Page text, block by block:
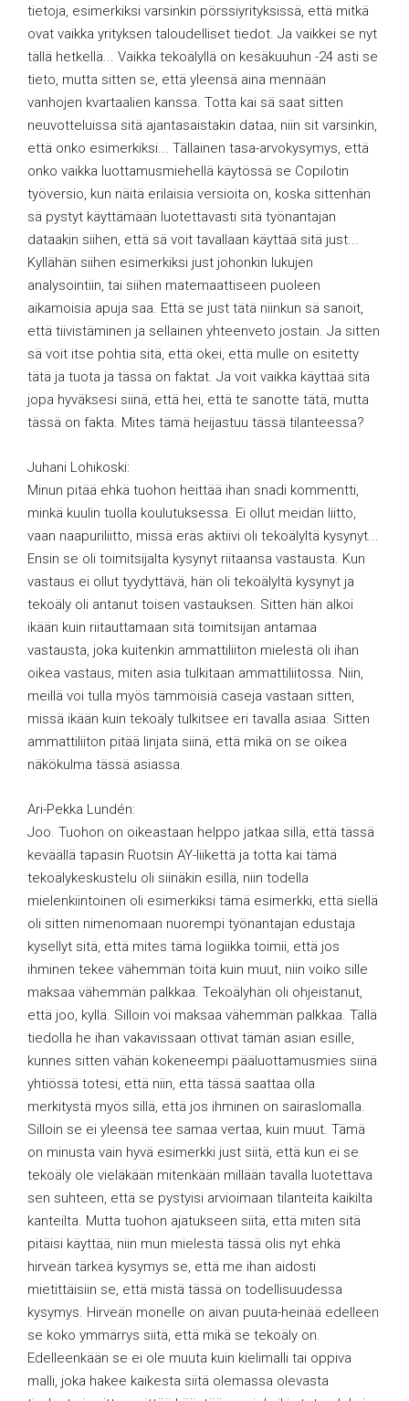
tietoja, esimerkiksi varsinkin pörssiyrityksissä, että mitkä
ovat vaikka yrityksen taloudelliset tiedot. Ja vaikkei se nyt
tällä hetkellä... Vaikka tekoälyllä on kesäkuuhun -24 asti se
tieto, mutta sitten se, että yleensä aina mennään
vanhojen kvartaalien kanssa. Totta kai sä saat sitten
neuvotteluissa sitä ajantasaistakin dataa, niin sit varsinkin,
että onko esimerkiksi... Tällainen tasa-arvokysymys, että
onko vaikka luottamusmiehellä käytössä se Copilotin
työversio, kun näitä erilaisia versioita on, koska sittenhän
sä pystyt käyttämään luotettavasti sitä työnantajan
dataakin siihen, että sä voit tavallaan käyttää sitä just...
Kyllähän siihen esimerkiksi just johonkin lukujen
analysointiin, tai siihen matemaattiseen puoleen
aikamoisia apuja saa. Että se just tätä niinkun sä sanoit,
että tiivistäminen ja sellainen yhteenveto jostain. Ja sitten
sä voit itse pohtia sitä, että okei, että mulle on esitetty
tätä ja tuota ja tässä on faktat. Ja voit vaikka käyttää sitä
jopa hyväksesi siinä, että hei, että te sanotte tätä, mutta
tässä on fakta. Mites tämä heijastuu tässä tilanteessa?
Juhani Lohikoski:
Minun pitää ehkä tuohon heittää ihan snadi kommentti,
minkä kuulin tuolla koulutuksessa. Ei ollut meidän liitto,
vaan naapuriliitto, missä eräs aktiivi oli tekoälyltä kysynyt...
Ensin se oli toimitsijalta kysynyt riitaansa vastausta. Kun
vastaus ei ollut tyydyttävä, hän oli tekoälyltä kysynyt ja
tekoäly oli antanut toisen vastauksen. Sitten hän alkoi
ikään kuin riitauttamaan sitä toimitsijan antamaa
vastausta, joka kuitenkin ammattiliiton mielestä oli ihan
oikea vastaus, miten asia tulkitaan ammattiliitossa. Niin,
meillä voi tulla myös tämmöisiä caseja vastaan sitten,
missä ikään kuin tekoäly tulkitsee eri tavalla asiaa. Sitten
ammattiliiton pitää linjata siinä, että mikä on se oikea
näkökulma tässä asiassa.
Ari-Pekka Lundén:
Joo. Tuohon on oikeastaan helppo jatkaa sillä, että tässä
keväällä tapasin Ruotsin AY-liikettä ja totta kai tämä
tekoälykeskustelu oli siinäkin esillä, niin todella
mielenkiintoinen oli esimerkiksi tämä esimerkki, että siellä
oli sitten nimenomaan nuorempi työnantajan edustaja
kysellyt sitä, että mites tämä logiikka toimii, että jos
ihminen tekee vähemmän töitä kuin muut, niin voiko sille
maksaa vähemmän palkkaa. Tekoälyhän oli ohjeistanut,
että joo, kyllä. Silloin voi maksaa vähemmän palkkaa. Tällä
tiedolla he ihan vakavissaan ottivat tämän asian esille,
kunnes sitten vähän kokeneempi pääluottamusmies siinä
yhtiössä totesi, että niin, että tässä saattaa olla
merkitystä myös sillä, että jos ihminen on sairaslomalla.
Silloin se ei yleensä tee samaa vertaa, kuin muut. Tämä
on minusta vain hyvä esimerkki just siitä, että kun ei se
tekoäly ole vieläkään mitenkään millään tavalla luotettava
sen suhteen, että se pystyisi arvioimaan tilanteita kaikilta
kanteilta. Mutta tuohon ajatukseen siitä, että miten sitä
pitäisi käyttää, niin mun mielestä tässä olis nyt ehkä
hirveän tärkeä kysymys se, että me ihan aidosti
mietittäisiin se, että mistä tässä on todellisuudessa
kysymys. Hirveän monelle on aivan puuta-heinää edelleen
se koko ymmärrys siitä, että mikä se tekoäly on.
Edelleenkään se ei ole muuta kuin kielimalli tai oppiva
malli, joka hakee kaikesta siitä olemassa olevasta